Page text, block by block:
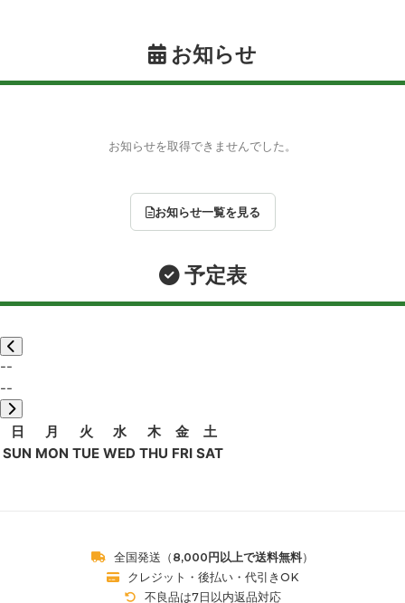
お知らせ
お知らせを取得できませんでした。
お知らせ一覧を見る
予定表
--
--
日
SUN
月
MON
火
TUE
水
WED
木
THU
金
FRI
土
SAT
全国発送（ 8,000円以上で送料無料）
クレジット・後払い・代引きOK
不良品は7日以内返品対応